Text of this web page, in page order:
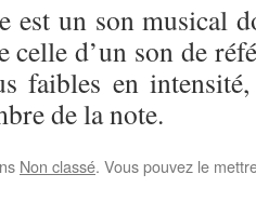
est un son musical
d’un son de
faibles en
de la note.
Non classé. Vous pouvez le